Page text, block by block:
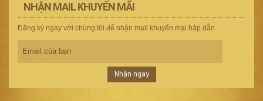
NHẬN MAIL KHUYẾN MÃI
Đăng ký ngay với chúng tôi để nhận mail khuyến mại hâp dẫn
Nhận ngay